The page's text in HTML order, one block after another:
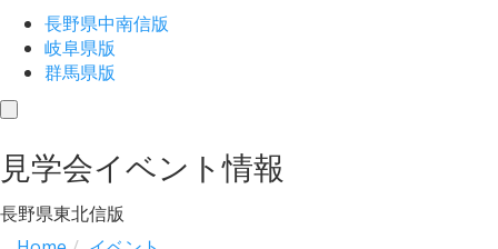
長野県中南信版
岐阜県版
群馬県版
toggle
見学会イベント情報
長野県東北信版